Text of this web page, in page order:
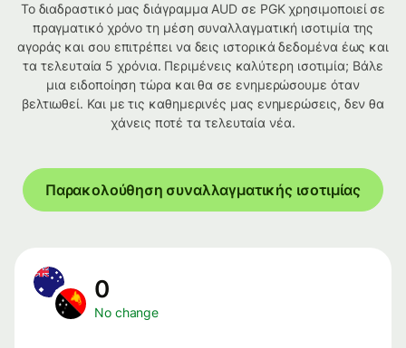
Το διαδραστικό μας διάγραμμα AUD σε PGK χρησιμοποιεί σε
πραγματικό χρόνο τη μέση συναλλαγματική ισοτιμία της
αγοράς και σου επιτρέπει να δεις ιστορικά δεδομένα έως και
τα τελευταία 5 χρόνια. Περιμένεις καλύτερη ισοτιμία; Βάλε
μια ειδοποίηση τώρα και θα σε ενημερώσουμε όταν
βελτιωθεί. Και με τις καθημερινές μας ενημερώσεις, δεν θα
χάνεις ποτέ τα τελευταία νέα.
Παρακολούθηση συναλλαγματικής ισοτιμίας
0
No change